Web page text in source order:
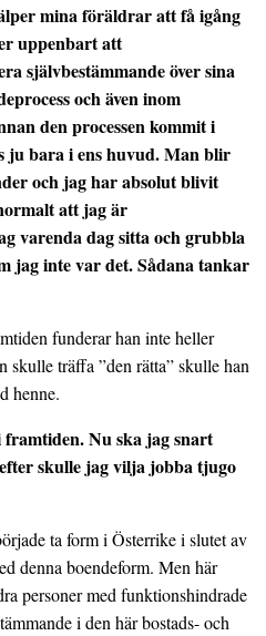
mina föräldrar att få igång
uppenbart att
självbestämmande över sina
och även inom
den processen kommit i
ju bara i ens huvud. Man blir
och jag har absolut blivit
att jag är
varenda dag sitta och grubbla
jag inte var det. Sådana tankar
funderar han inte heller
skulle träffa ”den rätta” skulle han
henne.
Nu ska jag snart
skulle jag vilja jobba tjugo
ta form i Österrike i slutet av
denna boendeform. Men här
personer med funktionshindrade
i den här bostads- och